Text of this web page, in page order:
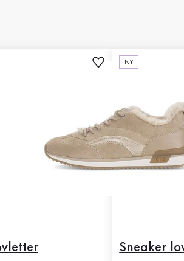
NY
Sneaker